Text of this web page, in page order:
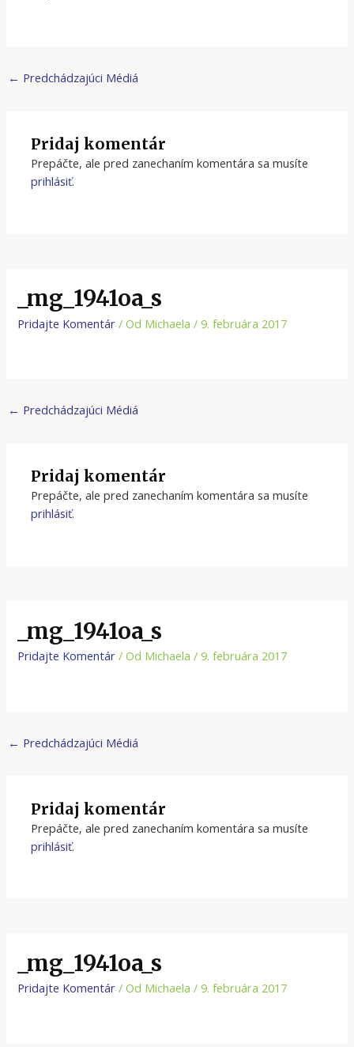
← Predchádzajúci Médiá
Pridaj komentár
Prepáčte, ale pred zanechaním komentára sa musíte
prihlásiť.
_mg_1941oa_s
Pridajte Komentár / Od Michaela/9. februára 2017
← Predchádzajúci Médiá
Pridaj komentár
Prepáčte, ale pred zanechaním komentára sa musíte
prihlásiť.
_mg_1941oa_s
Pridajte Komentár / Od Michaela/9. februára 2017
← Predchádzajúci Médiá
Pridaj komentár
Prepáčte, ale pred zanechaním komentára sa musíte
prihlásiť.
_mg_1941oa_s
Pridajte Komentár / Od Michaela/9. februára 2017